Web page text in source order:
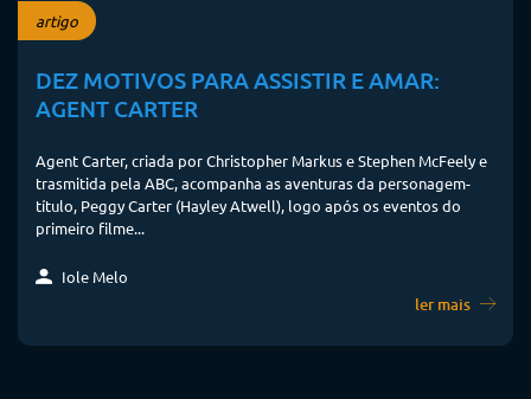
artigo
DEZ MOTIVOS PARA ASSISTIR E AMAR:
AGENT CARTER
Agent Carter, criada por Christopher Markus e Stephen McFeely e
trasmitida pela ABC, acompanha as aventuras da personagem-
título, Peggy Carter (Hayley Atwell), logo após os eventos do
primeiro filme...
Iole Melo
ler mais